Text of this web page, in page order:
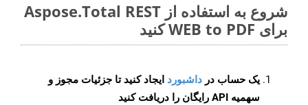
شروع به استفاده از Aspose.Total REST
برای WEB to PDF کنید
یک حساب در داشبورد ایجاد کنید تا جزئیات مجوز و
سهمیه API رایگان را دریافت کنید